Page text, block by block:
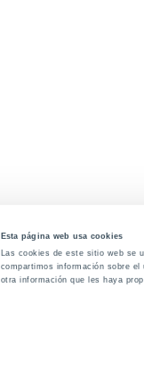
Esta página web usa cookies
Las cookies de este sitio web se
compartimos información sobre
otra información que les haya